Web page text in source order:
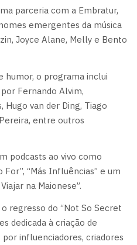
parceria com a Embratur,
emergentes da música
Joyce Alane, Melly e Bento
humor, o programa inclui
Fernando Alvim,
Hugo van der Ding, Tiago
entre outros
podcasts ao vivo como
For”, “Más Influências” e um
na Maionese”.
regresso do “Not So Secret
dedicada à criação de
influenciadores, criadores